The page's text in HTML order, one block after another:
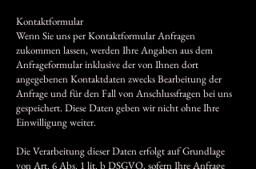
Kontaktformular
Wenn Sie uns per Kontaktformular Anfragen
zukommen lassen, werden Ihre Angaben aus dem
Anfrageformular inklusive der von Ihnen dort
angegebenen Kontaktdaten zwecks Bearbeitung der
Anfrage und für den Fall von Anschlussfragen bei uns
gespeichert. Diese Daten geben wir nicht ohne Ihre
Einwilligung weiter.
Die Verarbeitung dieser Daten erfolgt auf Grundlage
von Art. 6 Abs. 1 lit. b DSGVO, sofern Ihre Anfrage